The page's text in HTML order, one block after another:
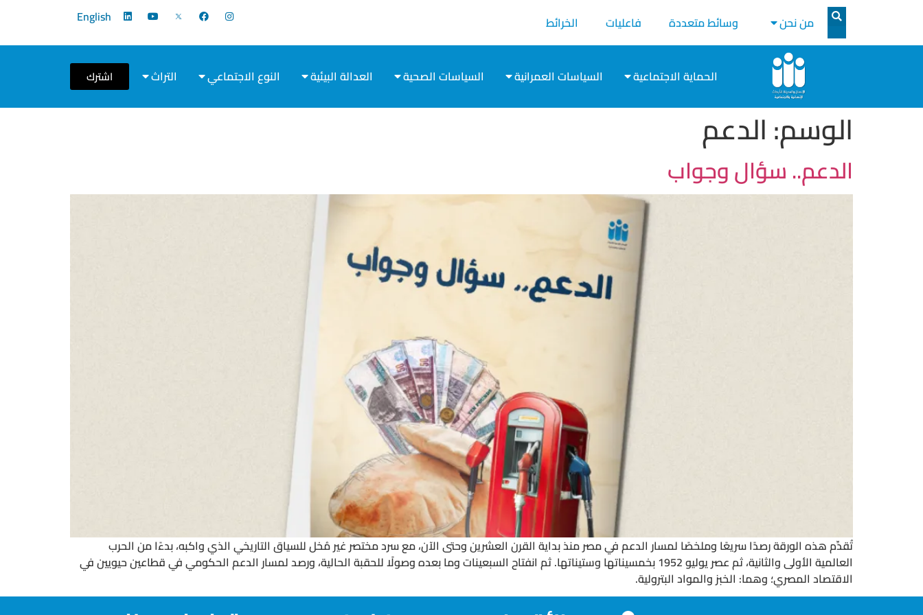
من نحن وسائط متعددة فاعليات الخرائط English
الحماية الاجتماعية السياسات العمرانية السياسات الصحية العدالة البيئية النوع الاجتماعي التراث اشترك
الوسم:الدعم
الدعم.. سؤال وجواب
تُقدِّم هذه الورقة رصدًا سريعًا وملخصًا لمسار الدعم في مصر منذ بداية القرن العشرين وحتى الآن، مع سرد مختصر غير مُخل للسياق التاريخي الذي واكبه، بدءًا من الحرب
العالمية الأولى والثانية، ثم عصر يوليو 1952 بخمسيناتها وستيناتها. ثم انفتاح السبعينات وما بعده وصولًا للحقبة الحالية، ورصد لمسار الدعم الحكومي في قطاعين حيويين في
الاقتصاد المصري؛ وهما: الخبز والمواد البترولية.